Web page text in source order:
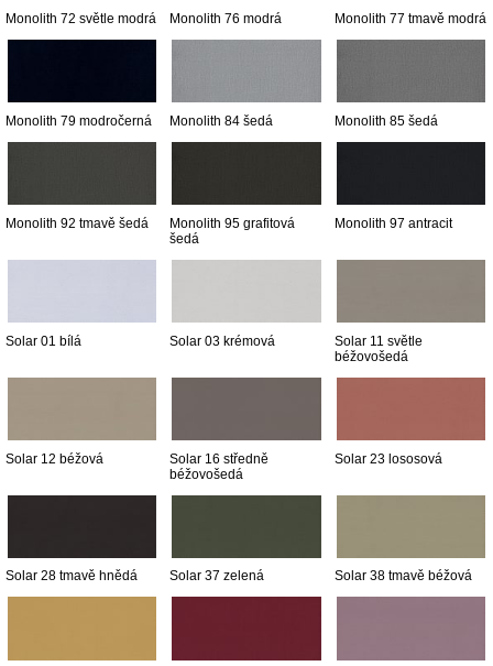
Monolith 72 světle modrá Monolith 76 modrá Monolith 77 tmavě modrá
Monolith 79 modročerná Monolith 84 šedá Monolith 85 šedá
Monolith 92 tmavě šedá
Monolith 95 grafitová
šedá
Monolith 97 antracit
Solar 01 bílá Solar 03 krémová
Solar 11 světle
béžovošedá
Solar 12 béžová
Solar 16 středně
béžovošedá
Solar 23 lososová
Solar 28 tmavě hnědá Solar 37 zelená Solar 38 tmavě béžová